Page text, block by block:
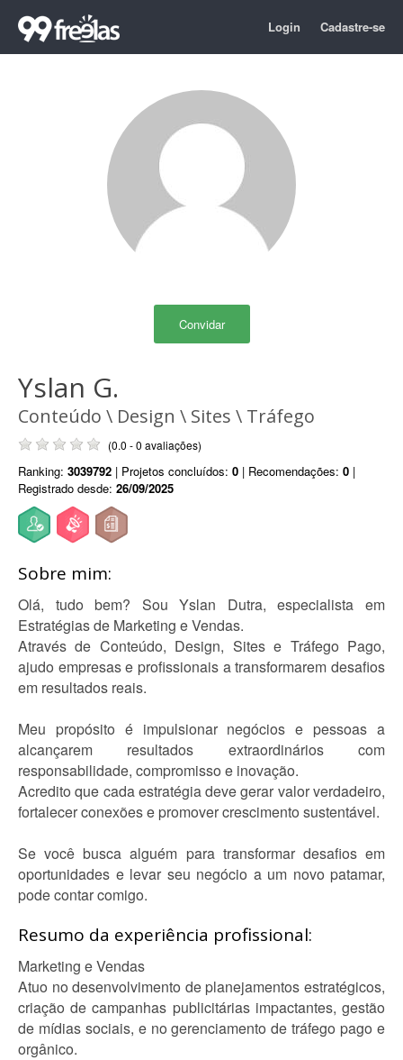
Login Cadastre-se
Convidar
Yslan G.
Conteúdo \ Design \ Sites \ Tráfego
(0.0 - 0 avaliações)
Ranking: 3039792 | Projetos concluídos: 0 | Recomendações: 0 |
Registrado desde: 26/09/2025
Sobre mim:
Olá, tudo bem? Sou Yslan Dutra, especialista em
Estratégias de Marketing e Vendas.
Através de Conteúdo, Design, Sites e Tráfego Pago,
ajudo empresas e profissionais a transformarem desafios
em resultados reais.
Meu propósito é impulsionar negócios e pessoas a
alcançarem resultados extraordinários com
responsabilidade, compromisso e inovação.
Acredito que cada estratégia deve gerar valor verdadeiro,
fortalecer conexões e promover crescimento sustentável.
Se você busca alguém para transformar desafios em
oportunidades e levar seu negócio a um novo patamar,
pode contar comigo.
Resumo da experiência profissional:
Marketing e Vendas
Atuo no desenvolvimento de planejamentos estratégicos,
criação de campanhas publicitárias impactantes, gestão
de mídias sociais, e no gerenciamento de tráfego pago e
orgânico.